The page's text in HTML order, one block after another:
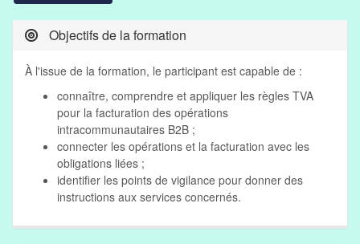
Objectifs de la formation
À l'issue de la formation, le participant est capable de :
connaître, comprendre et appliquer les règles TVA
pour la facturation des opérations
intracommunautaires B2B ;
connecter les opérations et la facturation avec les
obligations liées ;
identifier les points de vigilance pour donner des
instructions aux services concernés.